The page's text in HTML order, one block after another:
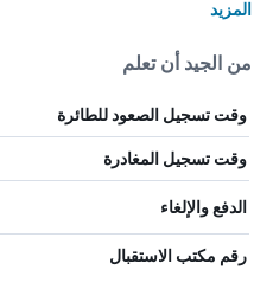
المزيد
من الجيد أن تعلم
وقت تسجيل الصعود للطائرة
وقت تسجيل المغادرة
الدفع والإلغاء
رقم مكتب الاستقبال